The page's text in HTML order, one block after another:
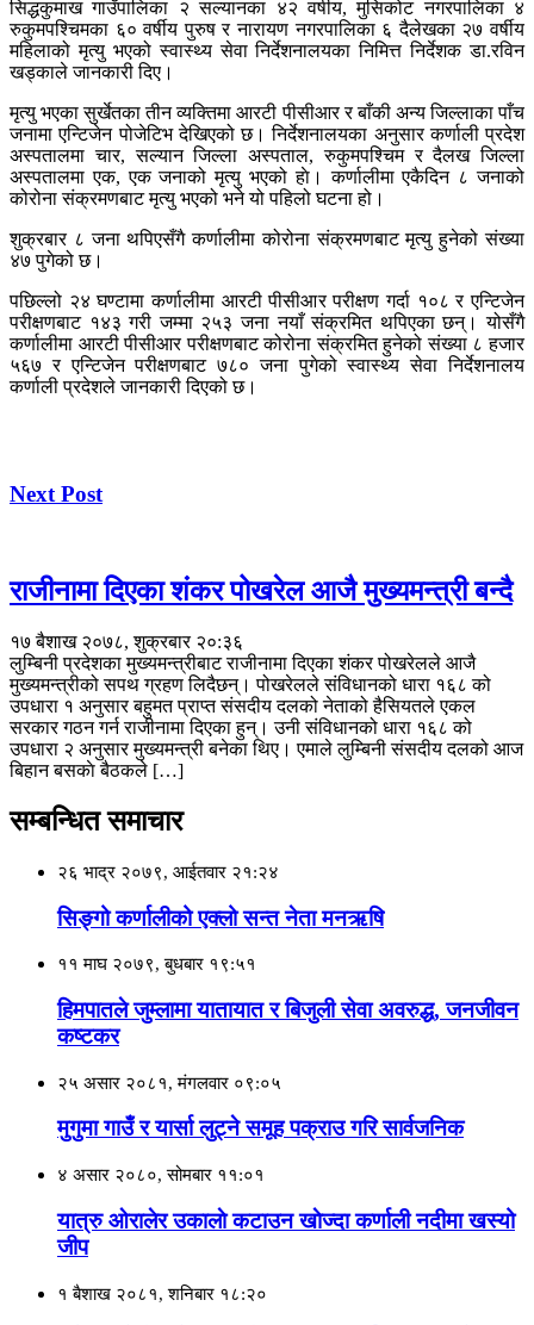
सिद्धकुमाख गाउँपालिका २ सल्यानका ४२ वर्षीय, मुसिकोट नगरपालिका ४
रुकुमपश्चिमका ६० वर्षीय पुरुष र नारायण नगरपालिका ६ दैलेखका २७ वर्षीय
महिलाको मृत्यु भएको स्वास्थ्य सेवा निर्देशनालयका निमित्त निर्देशक डा.रविन
खड्काले जानकारी दिए।
मृत्यु भएका सुर्खेतका तीन व्यक्तिमा आरटी पीसीआर र बाँकी अन्य जिल्लाका पाँच
जनामा एन्टिजेन पोजेटिभ देखिएको छ। निर्देशनालयका अनुसार कर्णाली प्रदेश
अस्पतालमा चार, सल्यान जिल्ला अस्पताल, रुकुमपश्चिम र दैलख जिल्ला
अस्पतालमा एक, एक जनाको मृत्यु भएको हाे। कर्णालीमा एकैदिन ८ जनाको
कोरोना संक्रमणबाट मृत्यु भएको भने यो पहिलो घटना हो।
शुक्रबार ८ जना थपिएसँगै कर्णालीमा कोरोना संक्रमणबाट मृत्यु हुनेको संख्या
४७ पुगेको छ।
पछिल्लो २४ घण्टामा कर्णालीमा आरटी पीसीआर परीक्षण गर्दा १०८ र एन्टिजेन
परीक्षणबाट १४३ गरी जम्मा २५३ जना नयाँ संक्रमित थपिएका छन्। योसँगै
कर्णालीमा आरटी पीसीआर परीक्षणबाट कोरोना संक्रमित हुनेको संख्या ८ हजार
५६७ र एन्टिजेन परीक्षणबाट ७८० जना पुगेको स्वास्थ्य सेवा निर्देशनालय
कर्णाली प्रदेशले जानकारी दिएको छ।
Next Post
राजीनामा दिएका शंकर पोखरेल आजै मुख्यमन्त्री बन्दै
१७ बैशाख २०७८, शुक्रबार २०:३६
लुम्बिनी प्रदेशका मुख्यमन्त्रीबाट राजीनामा दिएका शंकर पोखरेलले आजै
मुख्यमन्त्रीको सपथ ग्रहण लिदैछन्। पोखरेलले संविधानको धारा १६८ को
उपधारा १ अनुसार बहुमत प्राप्त संसदीय दलको नेताको हैसियतले एकल
सरकार गठन गर्न राजीनामा दिएका हुन्। उनी संविधानको धारा १६८ को
उपधारा २ अनुसार मुख्यमन्त्री बनेका थिए। एमाले लुम्बिनी संसदीय दलको आज
बिहान बसकाे बैठकले […]
सम्बन्धित समाचार
२६ भाद्र २०७९, आईतवार २१:२४
सिङ्गो कर्णालीको एक्लो सन्त नेता मनऋषि
११ माघ २०७९, बुधबार १९:५१
हिमपातले जुम्लामा यातायात र बिजुली सेवा अवरुद्ध, जनजीवन
कष्टकर
२५ असार २०८१, मंगलवार ०९:०५
मुगुमा गाउँ र यार्सा लुट्ने समूह पक्राउ गरि सार्वजनिक
४ असार २०८०, सोमबार ११:०१
यात्रु ओरालेर उकालाे कटाउन खाेज्दा कर्णाली नदीमा खस्यो
जीप
१ बैशाख २०८१, शनिबार १८:२०